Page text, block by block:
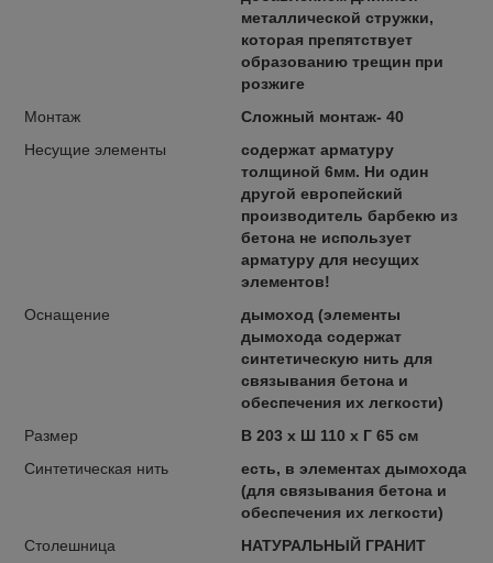
металлической стружки,
которая препятствует
образованию трещин при
розжиге
Монтаж
Сложный монтаж- 40
Несущие элементы
содержат арматуру
толщиной 6мм. Ни один
другой европейский
производитель барбекю из
бетона не использует
арматуру для несущих
элементов!
Оснащение
дымоход (элементы
дымохода содержат
синтетическую нить для
связывания бетона и
обеспечения их легкости)
Размер
В 203 x Ш 110 x Г 65 см
Синтетическая нить
есть, в элементах дымохода
(для связывания бетона и
обеспечения их легкости)
Столешница
НАТУРАЛЬНЫЙ ГРАНИТ